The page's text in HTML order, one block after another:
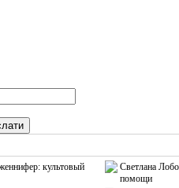
культовый
Светлана
помощи